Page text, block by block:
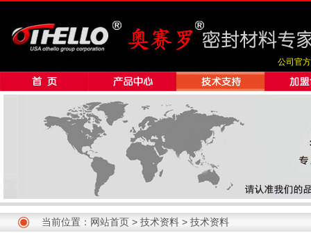
公司官
当前位置： 网站首页 > 技术资料 > 技术资料